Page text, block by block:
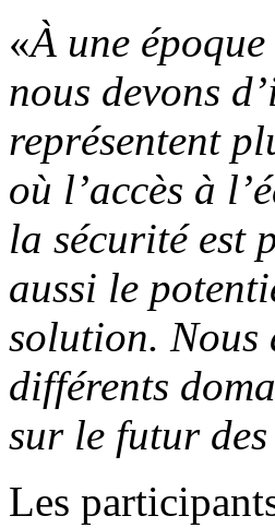
«À une
nous devons
représentent
où l’accès à
la sécurité est
aussi le
solution. Nous
différents
sur le futur
Les